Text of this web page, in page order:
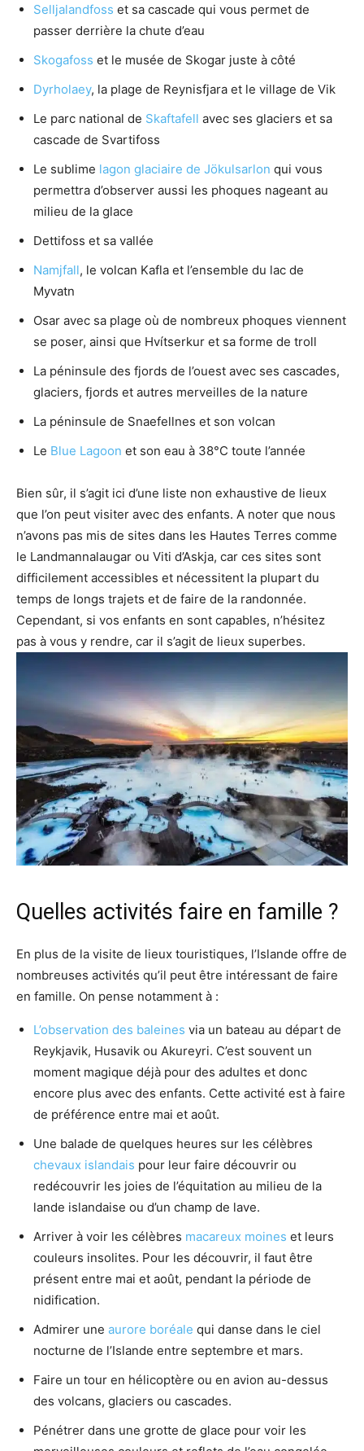
Selljalandfoss et sa cascade qui vous permet de
passer derrière la chute d’eau
Skogafoss et le musée de Skogar juste à côté
Dyrholaey, la plage de Reynisfjara et le village de Vik
Le parc national de Skaftafell avec ses glaciers et sa
cascade de Svartifoss
Le sublime lagon glaciaire de Jökulsarlon qui vous
permettra d’observer aussi les phoques nageant au
milieu de la glace
Dettifoss et sa vallée
Namjfall, le volcan Kafla et l’ensemble du lac de
Myvatn
Osar avec sa plage où de nombreux phoques viennent
se poser, ainsi que Hvítserkur et sa forme de troll
La péninsule des fjords de l’ouest avec ses cascades,
glaciers, fjords et autres merveilles de la nature
La péninsule de Snaefellnes et son volcan
Le Blue Lagoon et son eau à 38°C toute l’année
Bien sûr, il s’agit ici d’une liste non exhaustive de lieux
que l’on peut visiter avec des enfants. A noter que nous
n’avons pas mis de sites dans les Hautes Terres comme
le Landmannalaugar ou Viti d’Askja, car ces sites sont
difficilement accessibles et nécessitent la plupart du
temps de longs trajets et de faire de la randonnée.
Cependant, si vos enfants en sont capables, n’hésitez
pas à vous y rendre, car il s’agit de lieux superbes.
Quelles activités faire en famille ?
En plus de la visite de lieux touristiques, l’Islande offre de
nombreuses activités qu’il peut être intéressant de faire
en famille. On pense notamment à :
L’observation des baleines via un bateau au départ de
Reykjavik, Husavik ou Akureyri. C’est souvent un
moment magique déjà pour des adultes et donc
encore plus avec des enfants. Cette activité est à faire
de préférence entre mai et août.
Une balade de quelques heures sur les célèbres
chevaux islandais pour leur faire découvrir ou
redécouvrir les joies de l’équitation au milieu de la
lande islandaise ou d’un champ de lave.
Arriver à voir les célèbres macareux moines et leurs
couleurs insolites. Pour les découvrir, il faut être
présent entre mai et août, pendant la période de
nidification.
Admirer une aurore boréale qui danse dans le ciel
nocturne de l’Islande entre septembre et mars.
Faire un tour en hélicoptère ou en avion au-dessus
des volcans, glaciers ou cascades.
Pénétrer dans une grotte de glace pour voir les